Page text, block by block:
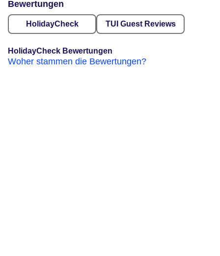
Bewertungen
HolidayCheck TUI Guest Reviews
HolidayCheck Bewertungen
Woher stammen die Bewertungen?